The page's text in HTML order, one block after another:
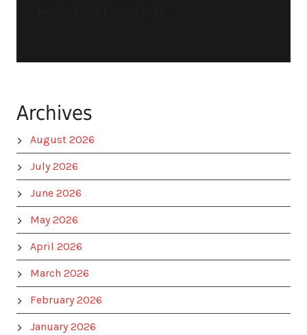
Archives
August 2026
July 2026
June 2026
May 2026
April 2026
March 2026
February 2026
January 2026